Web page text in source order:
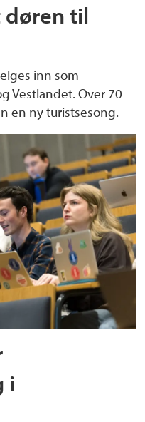
døren til
inn som
Vestlandet. Over 70
en ny turistsesong.
i